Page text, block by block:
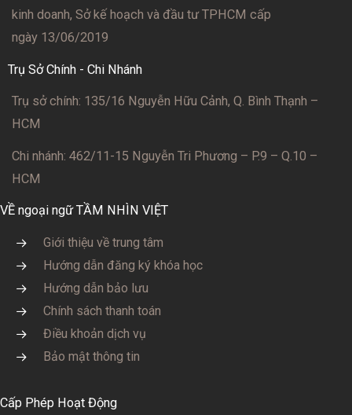
kinh doanh, Sở kế hoạch và đầu tư TPHCM cấp
ngày 13/06/2019
Trụ Sở Chính - Chi Nhánh
Trụ sở chính: 135/16 Nguyễn Hữu Cảnh, Q. Bình Thạnh –
HCM
Chi nhánh: 462/11-15 Nguyễn Tri Phương – P.9 – Q.10 –
HCM
VỀ ngoại ngữ TẦM NHÌN VIỆT
Giới thiệu về trung tâm
Hướng dẫn đăng ký khóa học
Hướng dẫn bảo lưu
Chính sách thanh toán
Điều khoản dịch vụ
Bảo mật thông tin
Cấp Phép Hoạt Động